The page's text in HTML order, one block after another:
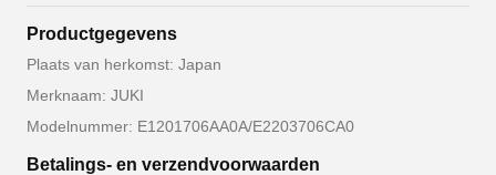
Productgegevens
Plaats van herkomst: Japan
Merknaam: JUKI
Modelnummer: E1201706AA0A/E2203706CA0
Betalings- en verzendvoorwaarden